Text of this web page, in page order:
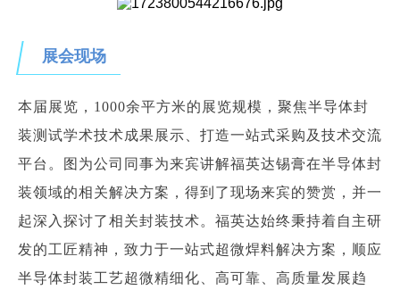
展会现场
本届展览，1000余平方米的展览规模，聚焦半导体封
装测试学术技术成果展示、打造一站式采购及技术交流
平台。图为公司同事为来宾讲解福英达锡膏在半导体封
装领域的相关解决方案，得到了现场来宾的赞赏，并一
起深入探讨了相关封装技术。福英达始终秉持着自主研
发的工匠精神，致力于一站式超微焊料解决方案，顺应
半导体封装工艺超微精细化、高可靠、高质量发展趋